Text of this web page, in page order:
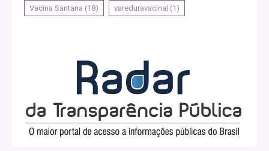
Vacina Santana (18) vareduravacinal (1)